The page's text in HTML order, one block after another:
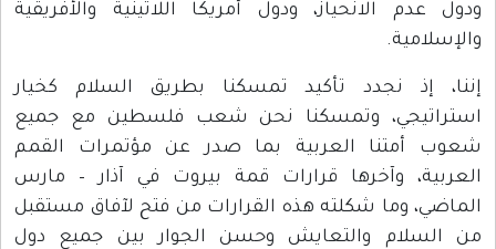
ودول عدم الانحياز، ودول أمريكا اللاتينية والأفريقية
والإسلامية.
إننا، إذ نجدد تأكيد تمسكنا بطريق السلام كخيار
استراتيجي، وتمسكنا نحن شعب فلسطين مع جميع
شعوب أمتنا العربية بما صدر عن مؤتمرات القمم
العربية، وآخرها قرارات قمة بيروت في آذار – مارس
الماضي، وما شكلته هذه القرارات من فتح لآفاق مستقبل
من السلام والتعايش وحسن الجوار بين جميع دول